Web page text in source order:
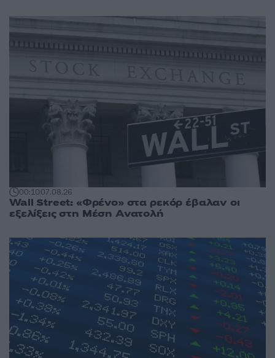
00:1007.08.26
Wall Street: «Φρένο» στα ρεκόρ έβαλαν οι
εξελίξεις στη Μέση Ανατολή